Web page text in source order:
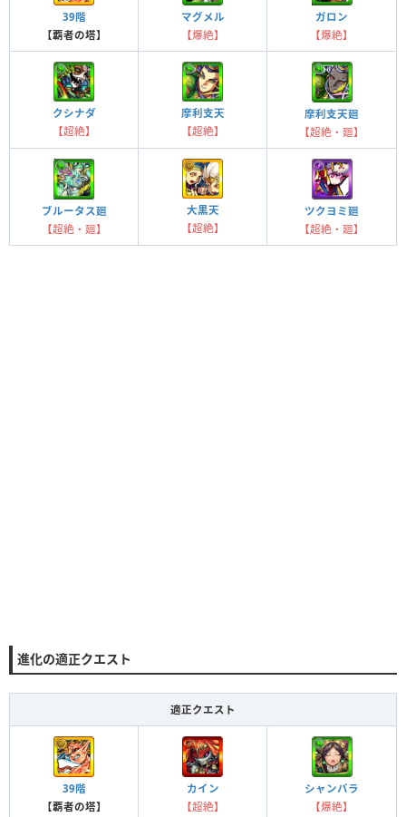
39階
【覇者の塔】
マグメル
【爆絶】
ガロン
【爆絶】
クシナダ
【超絶】
摩利支天
【超絶】
摩利支天廻
【超絶・廻】
ブルータス廻
【超絶・廻】
大黒天
【超絶】
ツクヨミ廻
【超絶・廻】
進化の適正クエスト
適正クエスト
39階
【覇者の塔】
カイン
【超絶】
シャンバラ
【爆絶】